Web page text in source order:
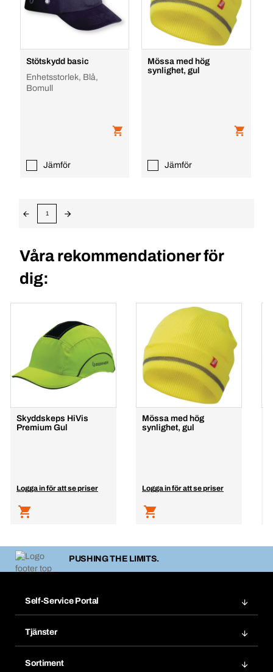
Stötskydd basic
Enhetsstorlek, Blå,
Bomull
Jämför
Mössa med hög
synlighet, gul
Jämför
1
Våra rekommendationer för
dig:
Skyddskeps HiVis
Premium Gul
Logga in för att se priser
Mössa med hög
synlighet, gul
Logga in för att se priser
PUSHING THE LIMITS.
Self-Service Portal
Mina produkter
Tjänster
Sortiment